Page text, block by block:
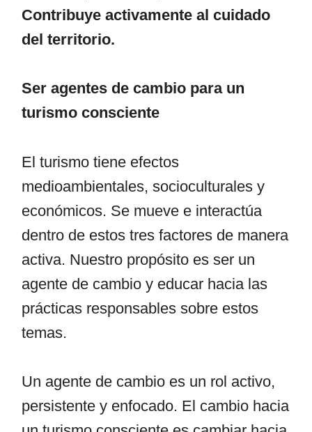
Contribuye activamente al cuidado
del territorio.
Ser agentes de cambio para un
turismo consciente
El turismo tiene efectos
medioambientales, socioculturales y
económicos. Se mueve e interactúa
dentro de estos tres factores de manera
activa. Nuestro propósito es ser un
agente de cambio y educar hacia las
prácticas responsables sobre estos
temas.
Un agente de cambio es un rol activo,
persistente y enfocado. El cambio hacia